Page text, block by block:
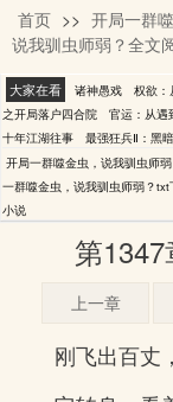
一刀成仙
首页 >> 开局一群
说我驯虫师弱？全文
大家在看 诸神愚戏 权欲：
之开局落户四合院
官运：从遇
十年江湖往事
最强狂兵Ⅱ：黑
开局一群噬金虫，说我驯虫师
一群噬金虫，说我驯虫师弱？txt
小说
第
上一章
刚飞出百丈